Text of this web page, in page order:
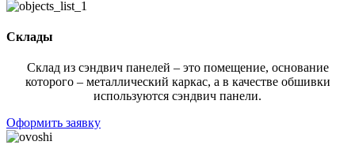
Склады
Склад из сэндвич панелей – это помещение, основание
которого – металлический каркас, а в качестве обшивки
используются сэндвич панели.
Оформить заявку